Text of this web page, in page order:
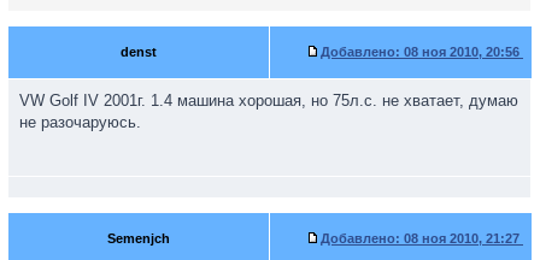
denst Добавлено: 08 ноя 2010, 20:56
VW Golf IV 2001г. 1.4 машина хорошая, но 75л.с. не хватает, думаю
не разочаруюсь.
Semenjch Добавлено: 08 ноя 2010, 21:27